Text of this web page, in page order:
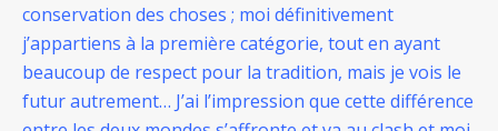
conservation des choses ; moi définitivement
j’appartiens à la première catégorie, tout en ayant
beaucoup de respect pour la tradition, mais je vois le
futur autrement… J’ai l’impression que cette différence